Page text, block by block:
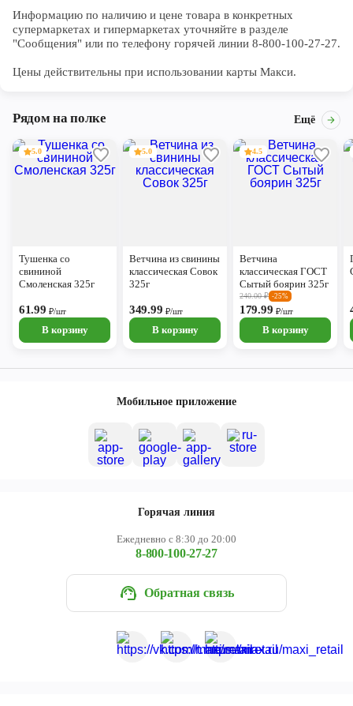
Информацию по наличию и цене товара в конкретных
супермаркетах и гипермаркетах уточняйте в разделе
"Сообщения" или по телефону горячей линии 8-800-100-27-27.
Цены действительны при использовании карты Макси.
Рядом на полке Ещё
5.0
Тушенка со
свининой
Смоленская 325г
61.99₽/шт
В корзину
5.0
Ветчина из свинины
классическая Совок
325г
349.99 ₽/шт
В корзину
4.5
Ветчина
классическая ГОСТ
Сытый боярин 325г
240.00₽ -25%
179.99 ₽/шт
В корзину
Мобильное приложение
Горячая линия
Ежедневно с 8:30 до 20:00
8-800-100-27-27
Обратная связь